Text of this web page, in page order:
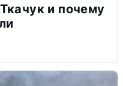
и почему